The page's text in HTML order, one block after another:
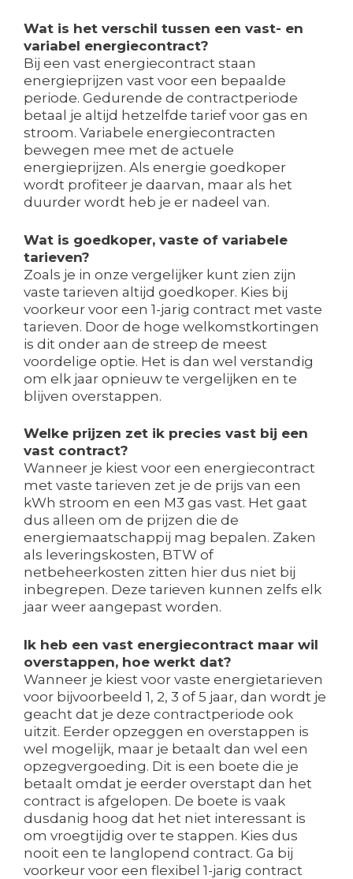
Wat is het verschil tussen een vast- en
variabel energiecontract?
Bij een vast energiecontract staan
energieprijzen vast voor een bepaalde
periode. Gedurende de contractperiode
betaal je altijd hetzelfde tarief voor gas en
stroom. Variabele energiecontracten
bewegen mee met de actuele
energieprijzen. Als energie goedkoper
wordt profiteer je daarvan, maar als het
duurder wordt heb je er nadeel van.
Wat is goedkoper, vaste of variabele
tarieven?
Zoals je in onze vergelijker kunt zien zijn
vaste tarieven altijd goedkoper. Kies bij
voorkeur voor een 1-jarig contract met vaste
tarieven. Door de hoge welkomstkortingen
is dit onder aan de streep de meest
voordelige optie. Het is dan wel verstandig
om elk jaar opnieuw te vergelijken en te
blijven overstappen.
Welke prijzen zet ik precies vast bij een
vast contract?
Wanneer je kiest voor een energiecontract
met vaste tarieven zet je de prijs van een
kWh stroom en een M3 gas vast. Het gaat
dus alleen om de prijzen die de
energiemaatschappij mag bepalen. Zaken
als leveringskosten, BTW of
netbeheerkosten zitten hier dus niet bij
inbegrepen. Deze tarieven kunnen zelfs elk
jaar weer aangepast worden.
Ik heb een vast energiecontract maar wil
overstappen, hoe werkt dat?
Wanneer je kiest voor vaste energietarieven
voor bijvoorbeeld 1, 2, 3 of 5 jaar, dan wordt je
geacht dat je deze contractperiode ook
uitzit. Eerder opzeggen en overstappen is
wel mogelijk, maar je betaalt dan wel een
opzegvergoeding. Dit is een boete die je
betaalt omdat je eerder overstapt dan het
contract is afgelopen. De boete is vaak
dusdanig hoog dat het niet interessant is
om vroegtijdig over te stappen. Kies dus
nooit een te langlopend contract. Ga bij
voorkeur voor een flexibel 1-jarig contract